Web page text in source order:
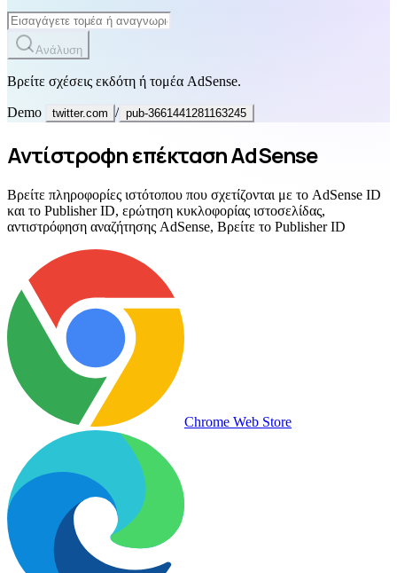
Ανάλυση
Βρείτε σχέσεις εκδότη ή τομέα AdSense.
Demo twitter.com / pub-3661441281163245
Αντίστροφη επέκταση AdSense
Βρείτε πληροφορίες ιστότοπου που σχετίζονται με το AdSense ID
και το Publisher ID, ερώτηση κυκλοφορίας ιστοσελίδας,
αντιστρόφηση αναζήτησης AdSense, Βρείτε το Publisher ID
Chrome Web Store